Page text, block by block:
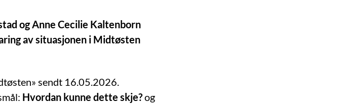
og Anne Cecilie Kaltenborn
av situasjonen i Midtøsten
sendt 16.05.2026.
Hvordan kunne dette skje?og